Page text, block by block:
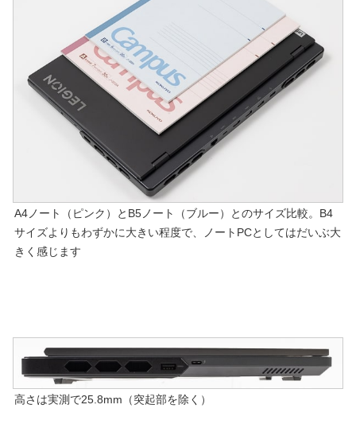
A4ノート（ピンク）とB5ノート（ブルー）とのサイズ比較。B4
サイズよりもわずかに大きい程度で、ノートPCとしてはだいぶ大
きく感じます
高さは実測で25.8mm（突起部を除く）